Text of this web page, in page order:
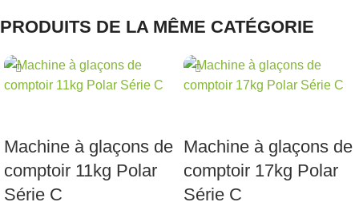
PRODUITS DE LA MÊME CATÉGORIE
Machine à glaçons de
comptoir 11kg Polar
Série C
Machine à glaçons de
comptoir 17kg Polar
Série C